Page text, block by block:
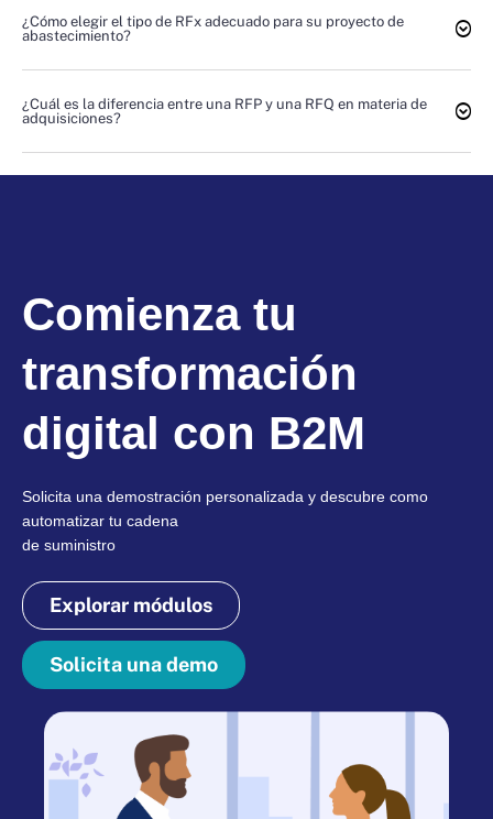
¿Cómo elegir el tipo de RFx adecuado para su proyecto de
abastecimiento?
¿Cuál es la diferencia entre una RFP y una RFQ en materia de
adquisiciones?
Comienza tu
transformación
digital con B2M
Solicita una demostración personalizada y descubre como
automatizar tu cadena
de suministro
Explorar módulos
Solicita una demo